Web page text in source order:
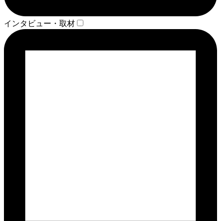
インタビュー・取材